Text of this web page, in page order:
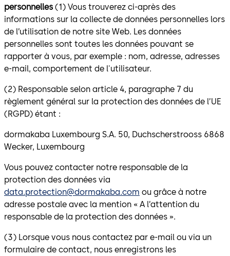
personnelles (1) Vous trouverez ci-après des
informations sur la collecte de données personnelles lors
de l’utilisation de notre site Web. Les données
personnelles sont toutes les données pouvant se
rapporter à vous, par exemple : nom, adresse, adresses
e-mail, comportement de l'utilisateur.
(2) Responsable selon article 4, paragraphe 7 du
règlement général sur la protection des données de l’UE
(RGPD) étant :
dormakaba Luxembourg S.A. 50, Duchscherstrooss 6868
Wecker, Luxembourg
Vous pouvez contacter notre responsable de la
protection des données via
data.protection@dormakaba.com ou grâce à notre
adresse postale avec la mention « A l’attention du
responsable de la protection des données ».
(3) Lorsque vous nous contactez par e-mail ou via un
formulaire de contact, nous enregistrons les